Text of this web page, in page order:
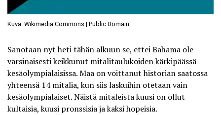
Kuva: Wikimedia Commons | Public Domain
Sanotaan nyt heti tähän alkuun se, ettei Bahama ole
varsinaisesti keikkunut mitalitaulukoiden kärkipäässä
kesäolympialaisissa. Maa on voittanut historian saatossa
yhteensä 14 mitalia, kun siis laskuihin otetaan vain
kesäolympialaiset. Näistä mitaleista kuusi on ollut
kultaisia, kuusi pronssisia ja kaksi hopeisia.